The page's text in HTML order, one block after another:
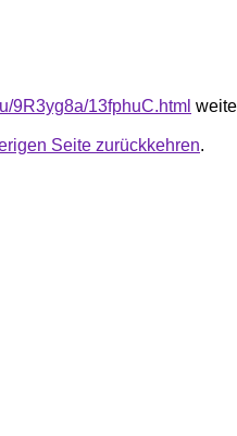
9R3yg8a/13fphuC.html
Seite zurückkehren.